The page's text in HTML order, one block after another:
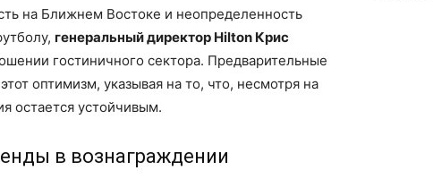
на Ближнем Востоке и неопределенность
генеральный директор Hilton Крис
гостиничного сектора. Предварительные
оптимизм, указывая на то, что, несмотря на
остается устойчивым.
в вознаграждении